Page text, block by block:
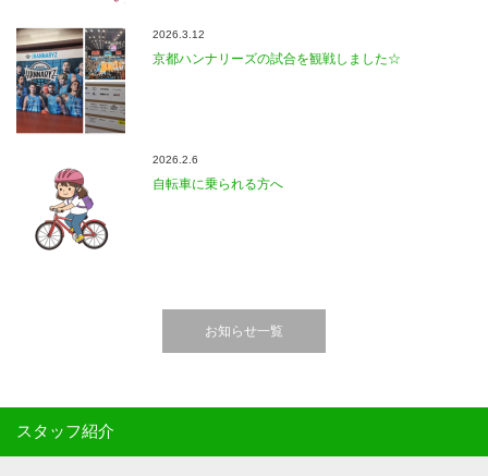
2026.3.12
京都ハンナリーズの試合を観戦しました☆
2026.2.6
自転車に乗られる方へ
お知らせ一覧
スタッフ紹介